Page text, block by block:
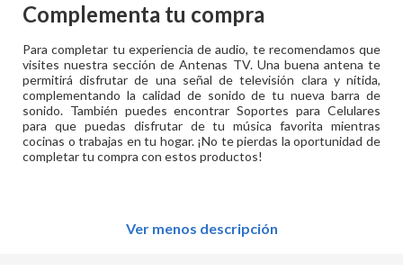
Complementa tu compra
Para completar tu experiencia de audio, te recomendamos que
visites nuestra sección de Antenas TV. Una buena antena te
permitirá disfrutar de una señal de televisión clara y nítida,
complementando la calidad de sonido de tu nueva barra de
sonido. También puedes encontrar Soportes para Celulares
para que puedas disfrutar de tu música favorita mientras
cocinas o trabajas en tu hogar. ¡No te pierdas la oportunidad de
completar tu compra con estos productos!
Ver menos descripción